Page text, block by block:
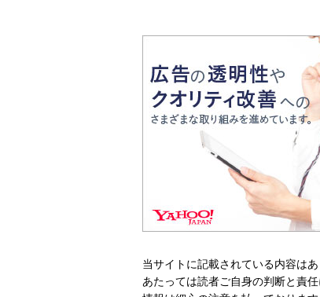
当サイトに記載されている内容は
あたっては読者ご自身の判断と責